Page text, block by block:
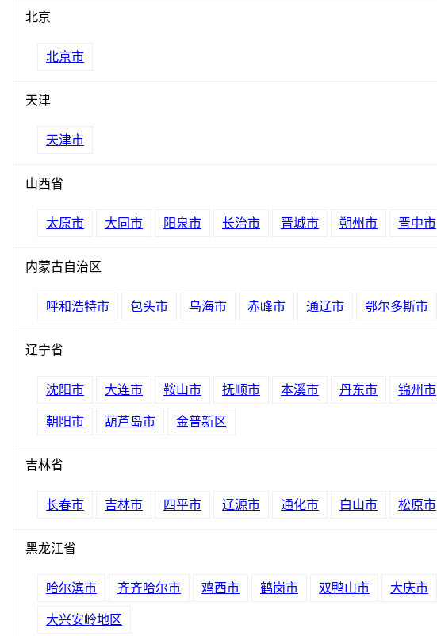
北京
北京市
天津
天津市
山西省
太原市 大同市 阳泉市 长治市 晋城市 朔州市 晋中市
内蒙古自治区
呼和浩特市 包头市 乌海市 赤峰市 通辽市 鄂尔多斯市
辽宁省
沈阳市 大连市 鞍山市 抚顺市 本溪市 丹东市 锦州市
朝阳市 葫芦岛市 金普新区
吉林省
长春市 吉林市 四平市 辽源市 通化市 白山市 松原市
黑龙江省
哈尔滨市 齐齐哈尔市 鸡西市 鹤岗市 双鸭山市 大庆市
大兴安岭地区